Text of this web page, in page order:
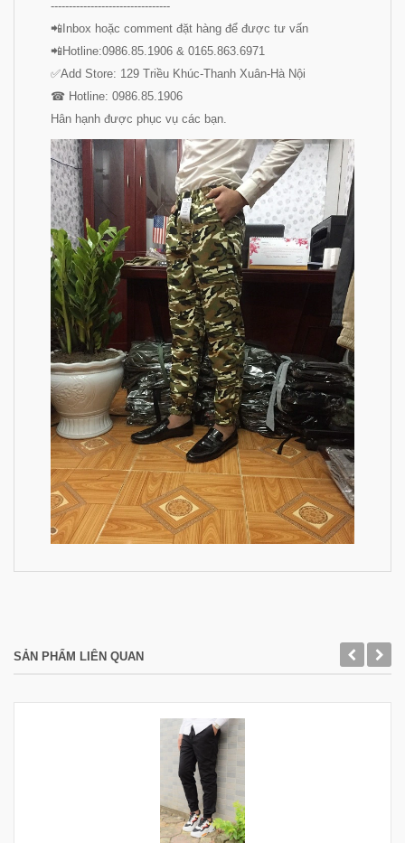
---------------------------------
📲Inbox hoặc comment đặt hàng để được tư vấn
📲Hotline:0986.85.1906 & 0165.863.6971
✅Add Store: 129 Triều Khúc-Thanh Xuân-Hà Nội
☎ Hotline: 0986.85.1906
Hân hạnh được phục vụ các bạn.
SẢN PHẨM LIÊN QUAN